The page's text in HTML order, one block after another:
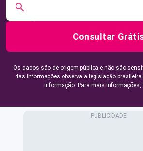
Consultar Grátis
Os dados são de origem pública e não são
das informações observa a legislação brasileira
informação. Para mais informações,